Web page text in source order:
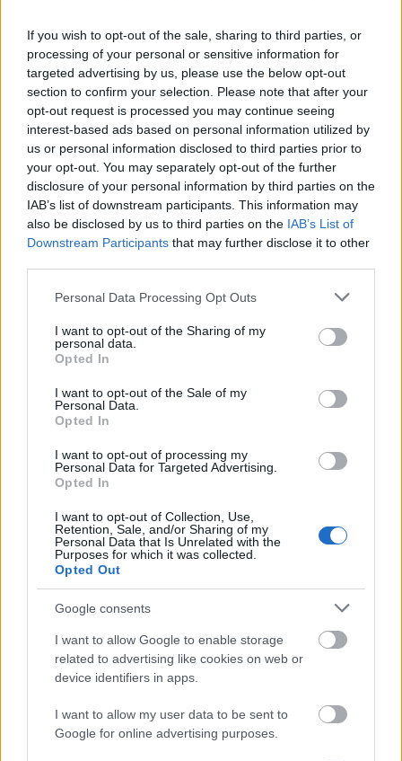
If you wish to opt-out of the sale, sharing to third parties, or
processing of your personal or sensitive information for
targeted advertising by us, please use the below opt-out
section to confirm your selection. Please note that after your
opt-out request is processed you may continue seeing
interest-based ads based on personal information utilized by
us or personal information disclosed to third parties prior to
your opt-out. You may separately opt-out of the further
disclosure of your personal information by third parties on the
IAB’s list of downstream participants. This information may
also be disclosed by us to third parties on the IAB’s List of
Downstream Participants that may further disclose it to other
Please note that this website/app uses one or more Google
not limited to your visit or usage behaviour. You may click to
grant or deny consent to Google and its third-party tags to
use your data for below specified purposes in below Google
consent section.
Personal Data Processing Opt Outs
I want to opt-out of the Sharing of my
personal data.
Opted In
I want to opt-out of the Sale of my
Personal Data.
Opted In
I want to opt-out of processing my
Personal Data for Targeted Advertising.
Opted In
I want to opt-out of Collection, Use,
Retention, Sale, and/or Sharing of my
Personal Data that Is Unrelated with the
Purposes for which it was collected.
Opted Out
Google consents
I want to allow Google to enable storage
related to advertising like cookies on web or
device identifiers in apps.
I want to allow my user data to be sent to
Google for online advertising purposes.
SZTÁRHÍREK
Forró fotók láttak napvilágot Marics
Petiről és Radics Gigiről
SZTÁRHÍREK
szívszorító képet posztolt
ÉLETMÓD